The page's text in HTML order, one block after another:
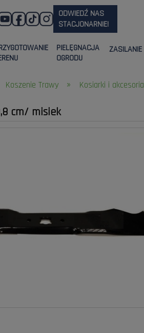
ODWIEDŹ NAS
STACJONARNIE!
PIELĘGNACJA
OGRODU
ZASILANIE
Koszenie Trawy » Kosiarki i akcesoria
cm/ misiek